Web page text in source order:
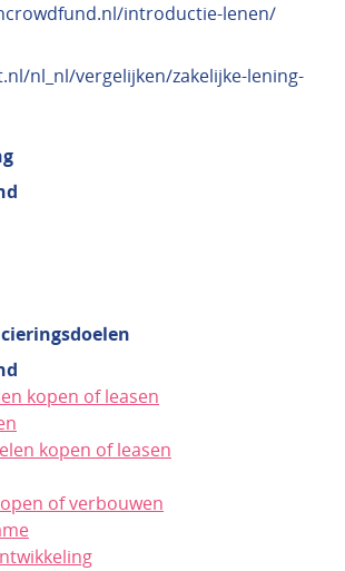
introductie-lenen/
nl_nl/vergelijken/zakelijke-lening-
kopen of leasen
kopen of leasen
of verbouwen